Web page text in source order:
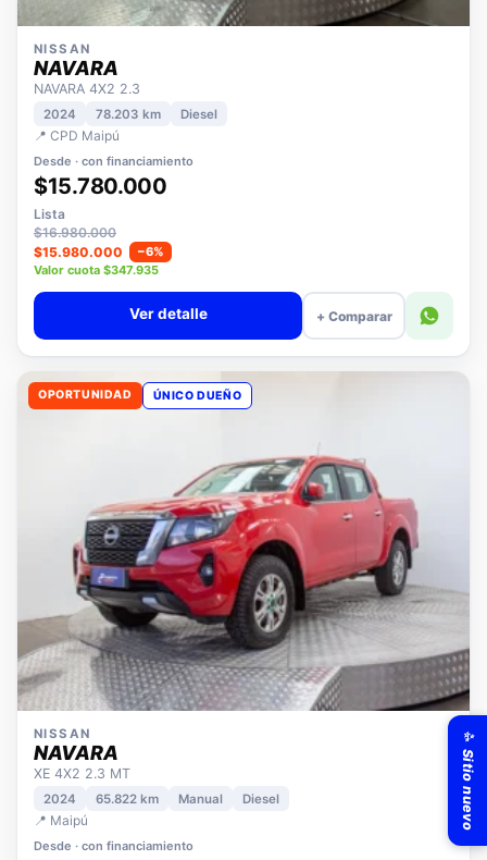
NISSAN
NAVARA
NAVARA 4X2 2.3
2024 78.203 km
📍 CPD Maipú
Desde · con financiamiento
$15.780.000
Lista
$16.980.000
$15.980.000
−6%
Valor cuota $347.935
+ Comparar
OPORTUNIDAD
NISSAN
NAVARA
XE 4X2 2.3 MT
2024
📍 Maipú
✨ Sitio nuevo